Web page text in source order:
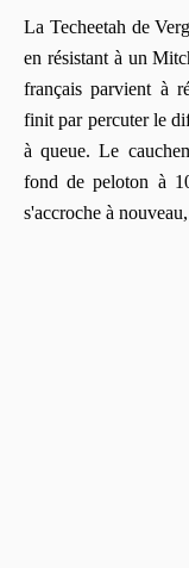
La Techeetah de
en résistant à un
français parvient à
finit par percuter le
à queue. Le
fond de peloton à
s'accroche à